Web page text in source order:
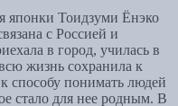
японки Тоидзуми Ёнэко
с Россией и
в город, училась в
жизнь сохранила к
способу понимать людей
стало для нее родным. В